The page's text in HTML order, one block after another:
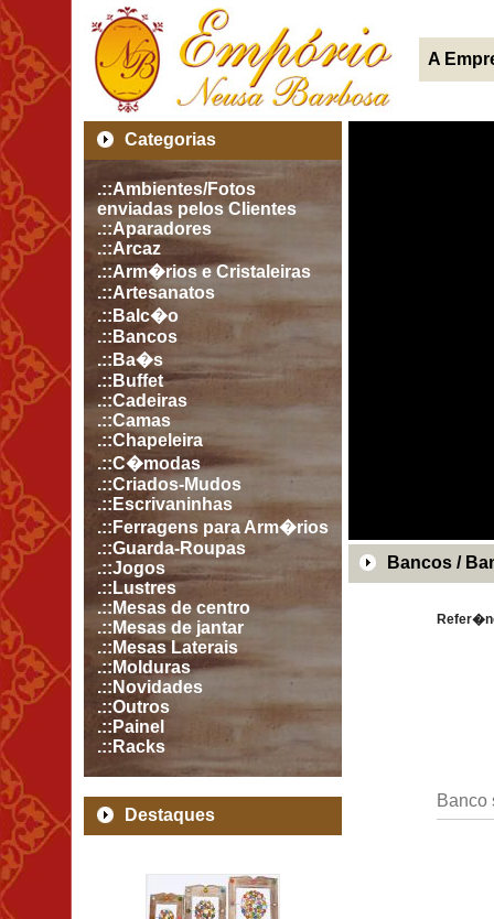
A
Categorias
.::Ambientes/Fotos
enviadas pelos Clientes
.::Aparadores
.::Arcaz
.::Arm�rios e Cristaleiras
.::Artesanatos
.::Balc�o
.::Bancos
.::Ba�s
.::Buffet
.::Cadeiras
.::Camas
.::Chapeleira
.::C�modas
.::Criados-Mudos
.::Escrivaninhas
.::Ferragens para Arm�rios
.::Guarda-Roupas
.::Jogos
.::Lustres
.::Mesas de centro
.::Mesas de jantar
.::Mesas Laterais
.::Molduras
.::Novidades
.::Outros
.::Painel
.::Racks
Destaques
Bancos /
Banco